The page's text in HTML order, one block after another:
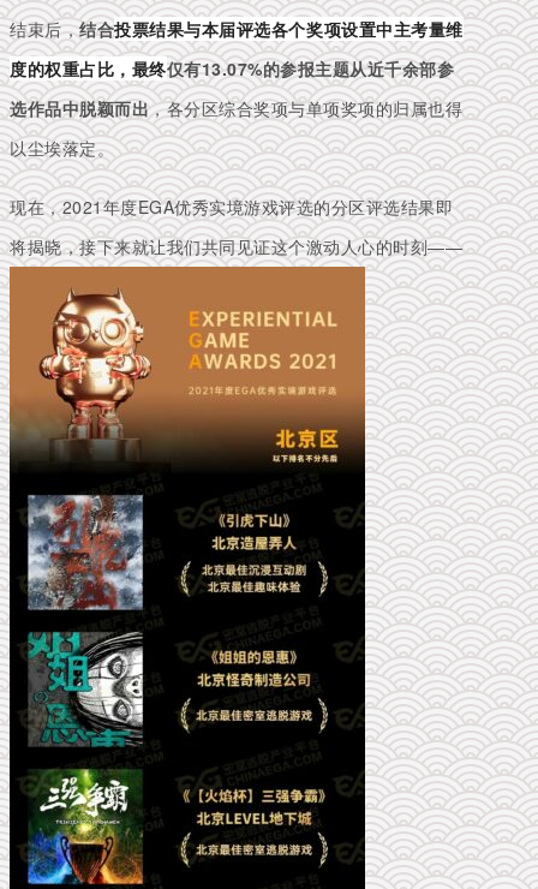
结束后，结合投票结果与本届评选各个奖项设置中主考量维
度的权重占比，最终仅有13.07%的参报主题从近千余部参
选作品中脱颖而出，各分区综合奖项与单项奖项的归属也得
以尘埃落定。
现在，2021年度EGA优秀实境游戏评选的分区评选结果即
将揭晓，接下来就让我们共同见证这个激动人心的时刻——